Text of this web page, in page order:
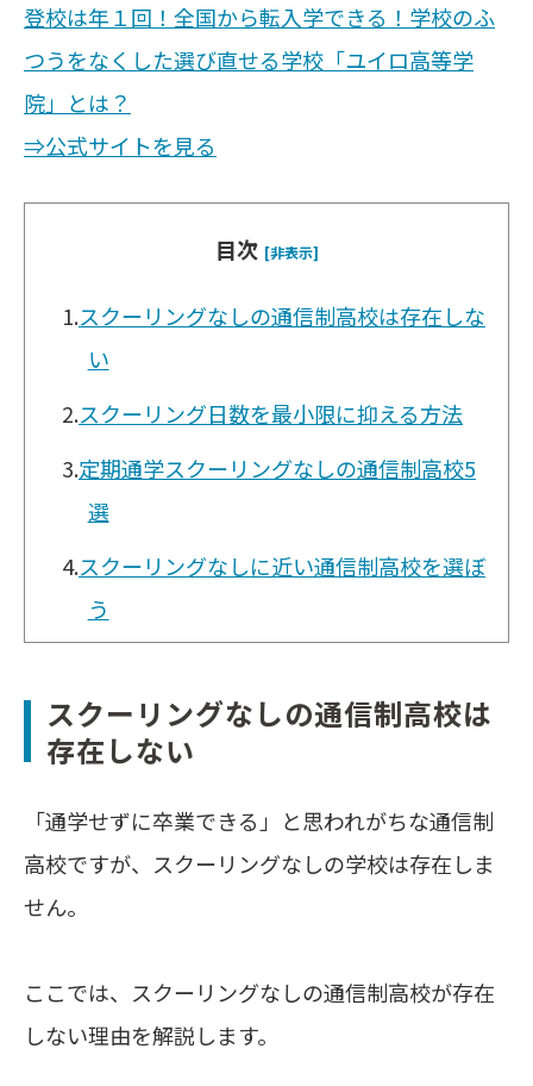
登校は年１回！全国から転入学できる！学校のふ
つうをなくした選び直せる学校「ユイロ高等学
院」とは？
⇒公式サイトを見る
目次 [非表示]
1.スクーリングなしの通信制高校は存在しな
い
2.スクーリング日数を最小限に抑える方法
3.定期通学スクーリングなしの通信制高校5
選
4.スクーリングなしに近い通信制高校を選ぼ
う
スクーリングなしの通信制高校は
存在しない
「通学せずに卒業できる」と思われがちな通信制
高校ですが、スクーリングなしの学校は存在しま
せん。
ここでは、スクーリングなしの通信制高校が存在
しない理由を解説します。